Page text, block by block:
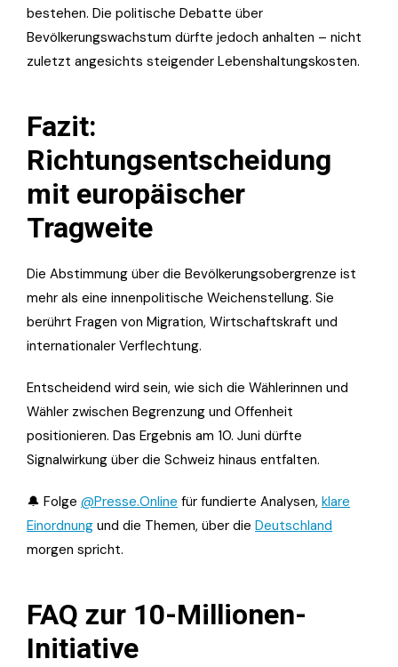
bestehen. Die politische Debatte über
Bevölkerungswachstum dürfte jedoch anhalten – nicht
zuletzt angesichts steigender Lebenshaltungskosten.
Fazit:
Richtungsentscheidung
mit europäischer
Tragweite
Die Abstimmung über die Bevölkerungsobergrenze ist
mehr als eine innenpolitische Weichenstellung. Sie
berührt Fragen von Migration, Wirtschaftskraft und
internationaler Verflechtung.
Entscheidend wird sein, wie sich die Wählerinnen und
Wähler zwischen Begrenzung und Offenheit
positionieren. Das Ergebnis am 10. Juni dürfte
Signalwirkung über die Schweiz hinaus entfalten.
🔔 Folge @Presse.Online für fundierte Analysen, klare
Einordnung und die Themen, über die Deutschland
morgen spricht.
FAQ zur 10-Millionen-
Initiative